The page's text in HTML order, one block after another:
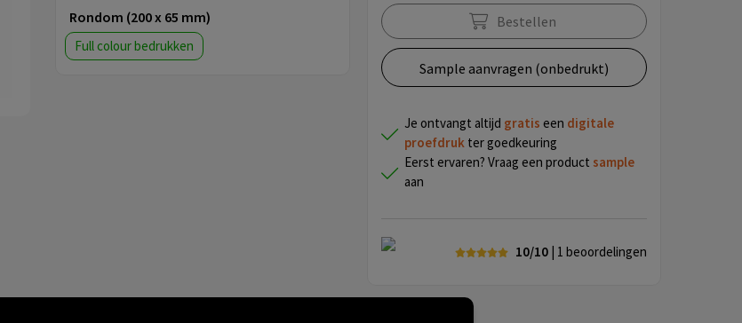
Rondom (200 x 65 mm)
Full colour
Bestellen
Sample aanvragen (onbedrukt)
Je ontvangt altijd gratis een digitale
proefdrukter goedkeuring
Eerst ervaren? Vraag een product sample
aan
10/10 | 1 beoordelingen